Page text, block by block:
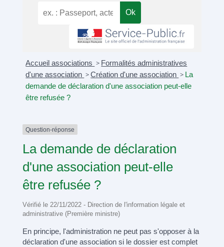
Accueil associations > Formalités administratives
d'une association >Création d'une association > La
demande de déclaration d'une association peut-elle
être refusée ?
Question-réponse
La demande de déclaration
d'une association peut-elle
être refusée ?
Vérifié le 22/11/2022 - Direction de l'information légale et
administrative (Première ministre)
En principe, l'administration ne peut pas s'opposer à la
déclaration d'une association si le dossier est complet